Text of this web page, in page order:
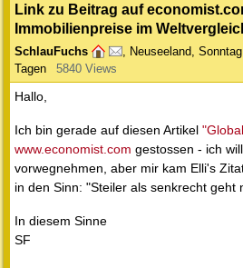
Link zu Beitrag auf
Immobilienpreise im
SchlauFuchs , Neuseeland,
Tagen
5840 Views
Hallo,
Ich bin gerade auf diesen Artikel
www.economist.com gestossen - ich
vorwegnehmen, aber mir kam Elli's
in den Sinn: "Steiler als senkrecht geht
In diesem Sinne
SF